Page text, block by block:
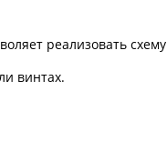
реализовать
винтах.